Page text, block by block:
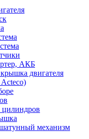
АКБ
двигателя
цилиндров
механизм